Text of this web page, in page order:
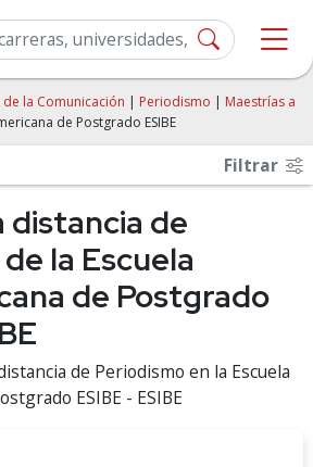
de la Comunicación | Periodismo | Maestrías a
de Postgrado ESIBE
Filtrar
distancia de
la Escuela
de Postgrado
de Periodismo en la Escuela
ESIBE - ESIBE